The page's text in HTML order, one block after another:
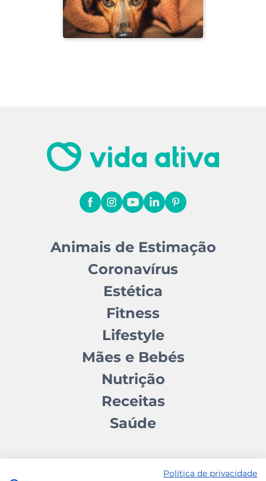
Animais de Estimação
Coronavírus
Estética
Fitness
Lifestyle
Mães e Bebés
Nutrição
Receitas
Saúde
Política de privacidade